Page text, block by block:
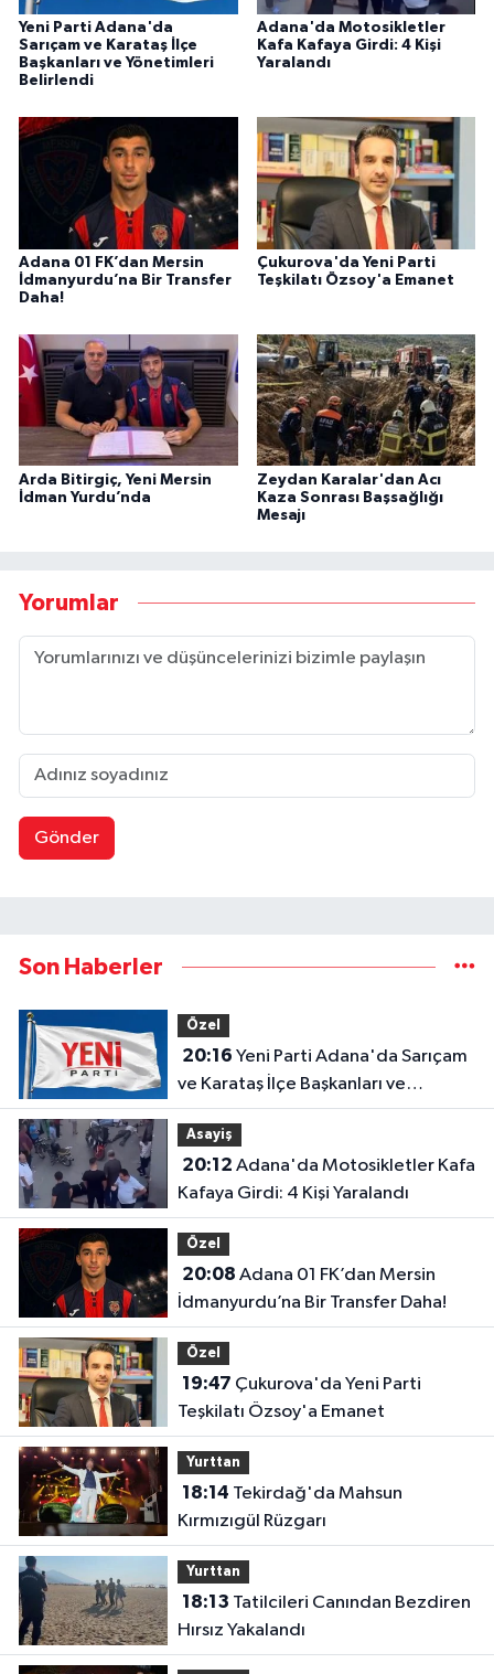
Yeni Parti Adana'da
Sarıçam ve Karataş İlçe
Başkanları ve Yönetimleri
Belirlendi
Adana'da Motosikletler
Kafa Kafaya Girdi: 4 Kişi
Yaralandı
Adana 01 FK’dan Mersin
İdmanyurdu’na Bir Transfer
Daha!
Çukurova'da Yeni Parti
Teşkilatı Özsoy'a Emanet
Arda Bitirgiç, Yeni Mersin
İdman Yurdu’nda
Zeydan Karalar'dan Acı
Kaza Sonrası Başsağlığı
Mesajı
Yorumlar
Gönder
Son Haberler
Özel
20:16
ve Karataş İlçe Başkanları ve
Yönetimleri Belirlendi
Asayiş
20:12
Kafaya Girdi: 4 Kişi Yaralandı
Özel
20:08
İdmanyurdu’na Bir Transfer Daha!
Özel
19:47
Teşkilatı Özsoy'a Emanet
Yurttan
18:14
Kırmızıgül Rüzgarı
Yurttan
18:13
Hırsız Yakalandı